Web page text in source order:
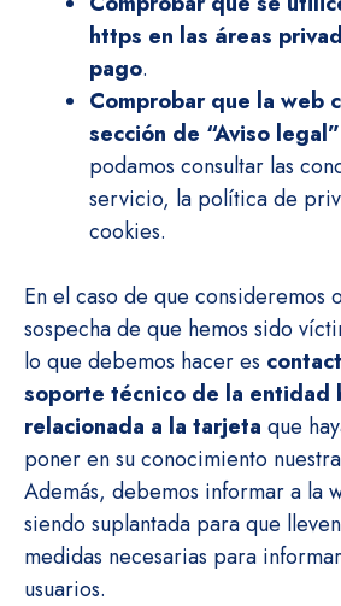
https en las áreas
pago.
Comprobar que la web
sección de “Aviso legal”
podamos consultar las
servicio, la política de
cookies.
En el caso de que consideremos
sospecha de que hemos sido
lo que debemos hacer es
soporte técnico de la entidad
relacionada a la tarjeta que
poner en su conocimiento
Además, debemos informar a la
siendo suplantada para que
medidas necesarias para
usuarios.